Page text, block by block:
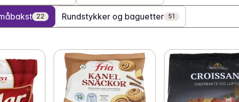
22 Rundstykker og baguetter 51